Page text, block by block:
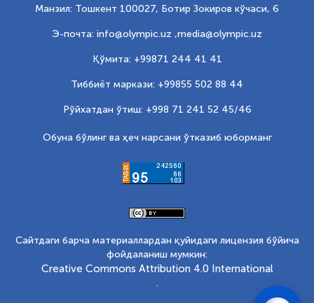
Манзил: Тошкент 100027, Ботир Зокиров кўчаси, 6
Э-почта: info@olympic.uz ,media@olympic.uz
Қўмита: +99871 244 41 41
Тиббиёт маркази: +99855 502 88 44
Рўйхатдан ўтиш: +998 71 241 52 45/46
Обуна бўлинг ва ҳеч нарсани ўтказиб юборманг
Сайтдаги барча материаллардан қуйидаги лицензия бўйича
фойдаланиш мумкин:
Creative Commons Attribution 4.0 International
.